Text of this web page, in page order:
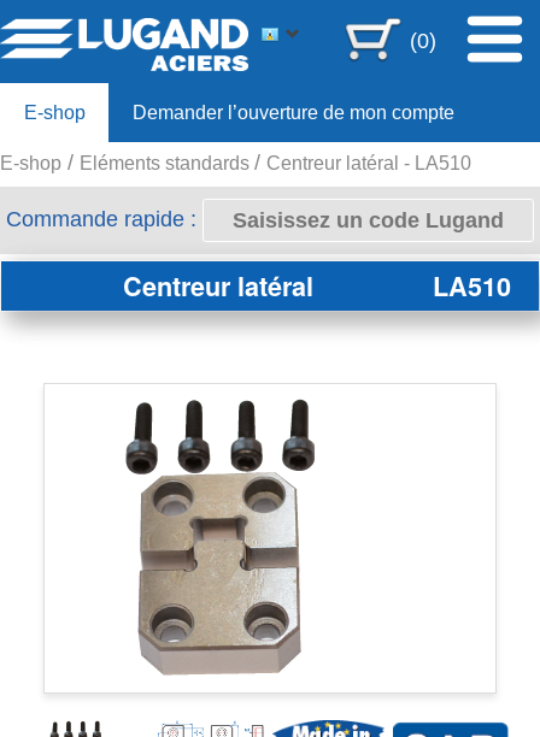
(0)
E-shop Demander l’ouverture de mon compte
Offre 80ans
E-shop Eléments standards Centreur latéral - LA510
Commande rapide :
Centreur latéral LA510